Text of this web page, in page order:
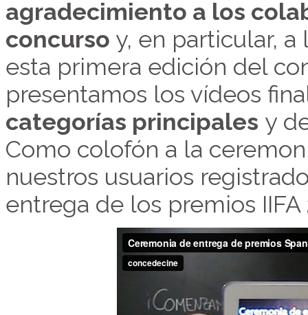
agradecimiento a los
concurso y, en particular,
esta primera edición del
presentamos los vídeos
categorías principales y
Como colofón a la
nuestros usuarios
entrega de los premios IIFA